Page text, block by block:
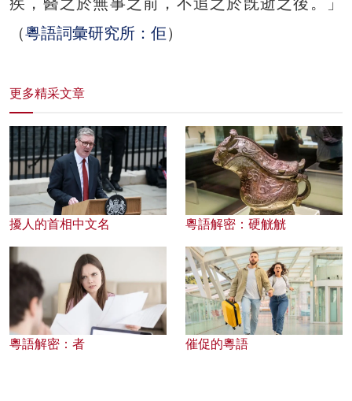
（粵語詞彙研究所：佢）
更多精采文章
擾人的首相中文名 粵語解密：硬觥觥
粵語解密：者 催促的粵語